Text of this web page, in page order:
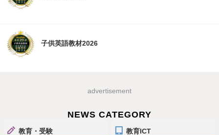
子供英語教材2026
advertisement
NEWS CATEGORY
教育・受験 教育ICT